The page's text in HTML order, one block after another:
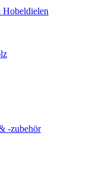
Hobeldielen
-zubehör